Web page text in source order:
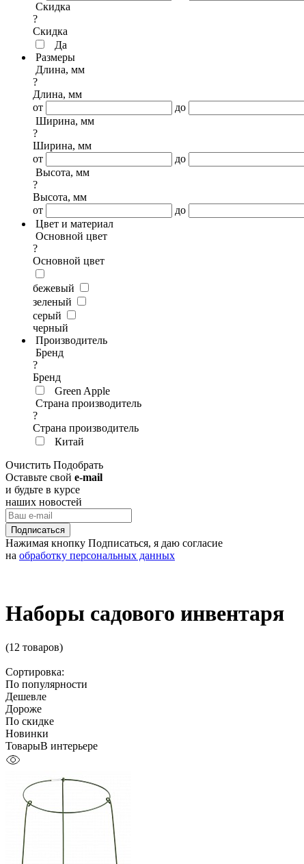
Скидка
?
Скидка
Да
Размеры
Длина, мм
?
Длина, мм
от
до
Ширина, мм
?
Ширина, мм
от
до
Высота, мм
?
Высота, мм
от
до
Цвет и материал
Основной цвет
?
Основной цвет
бежевый
зеленый
серый
черный
Производитель
Бренд
?
Бренд
Green Apple
Страна производитель
?
Страна производитель
Китай
Очистить Подобрать
Оставьте свой e-mail
и будьте в курсе
наших новостей
Нажимая кнопку Подписаться, я даю соглаcие
на обработку персональных данных
Наборы садового инвентаря
(12 товаров)
Сортировка:
По популярности
Дешевле
Дороже
По скидке
Новинки
ТоварыВ интерьере